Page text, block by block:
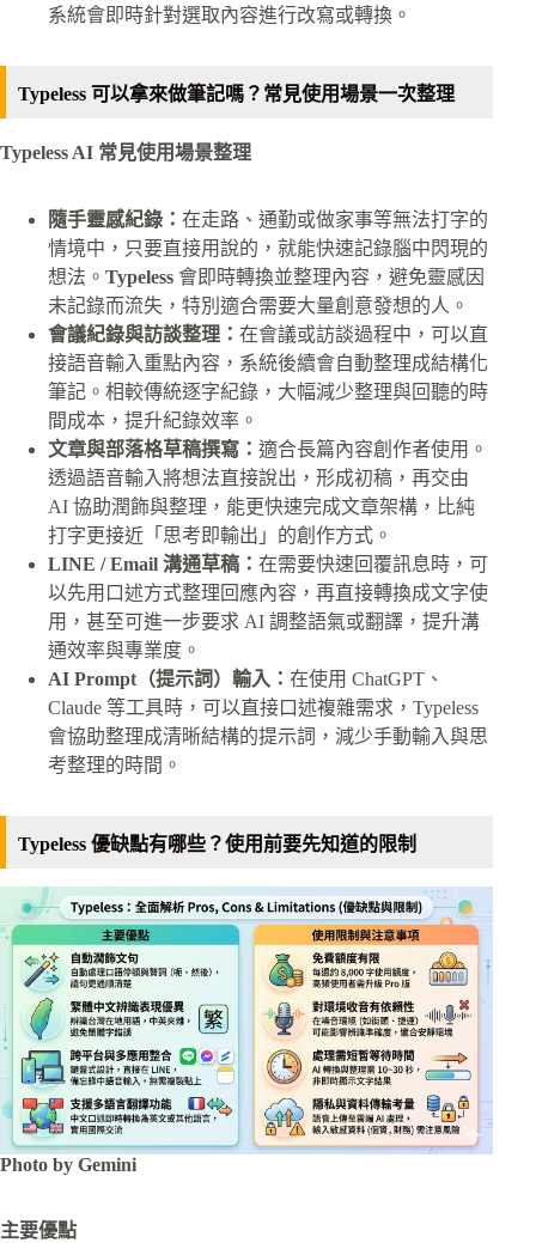
系統會即時針對選取內容進行改寫或轉換。
Typeless 可以拿來做筆記嗎？常見使用場景一次整理
Typeless AI 常見使用場景整理
隨手靈感紀錄： 在走路、通勤或做家事等無法打字的
情境中，只要直接用說的，就能快速記錄腦中閃現的
想法。 Typeless 會即時轉換並整理內容，避免靈感因
未記錄而流失，特別適合需要大量創意發想的人。
會議紀錄與訪談整理： 在會議或訪談過程中，可以直
接語音輸入重點內容，系統後續會自動整理成結構化
筆記。相較傳統逐字紀錄，大幅減少整理與回聽的時
間成本，提升紀錄效率。
文章與部落格草稿撰寫： 適合長篇內容創作者使用。
透過語音輸入將想法直接說出，形成初稿，再交由
AI 協助潤飾與整理，能更快速完成文章架構，比純
打字更接近「思考即輸出」的創作方式。
LINE / Email 溝通草稿： 在需要快速回覆訊息時，可
以先用口述方式整理回應內容，再直接轉換成文字使
用，甚至可進一步要求 AI 調整語氣或翻譯，提升溝
通效率與專業度。
AI Prompt（提示詞）輸入： 在使用 ChatGPT、
Claude 等工具時，可以直接口述複雜需求，Typeless
會協助整理成清晰結構的提示詞，減少手動輸入與思
考整理的時間。
Typeless 優缺點有哪些？使用前要先知道的限制
Photo by Gemini
主要優點